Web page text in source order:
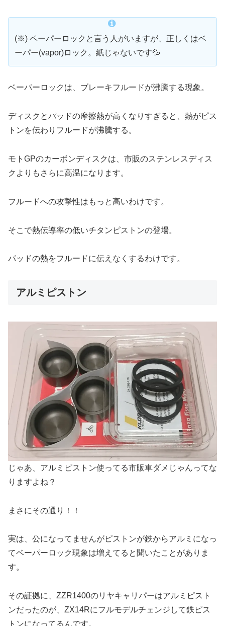
(※) ペーパーロックと言う人がいますが、正しくはベ
ーパー(vapor)ロック。紙じゃないです💦
ベーパーロックは、ブレーキフルードが沸騰する現象。
ディスクとパッドの摩擦熱が高くなりすぎると、熱がピス
トンを伝わりフルードが沸騰する。
モトGPのカーボンディスクは、市販のステンレスディス
クよりもさらに高温になります。
フルードへの攻撃性はもっと高いわけです。
そこで熱伝導率の低いチタンピストンの登場。
パッドの熱をフルードに伝えなくするわけです。
アルミピストン
じゃあ、アルミピストン使ってる市販車ダメじゃんってな
りますよね？
まさにその通り！！
実は、公になってませんがピストンが鉄からアルミになっ
てベーパーロック現象は増えてると聞いたことがありま
す。
その証拠に、ZZR1400のリヤキャリパーはアルミピスト
ンだったのが、ZX14Rにフルモデルチェンジして鉄ピス
トンになってるんです。